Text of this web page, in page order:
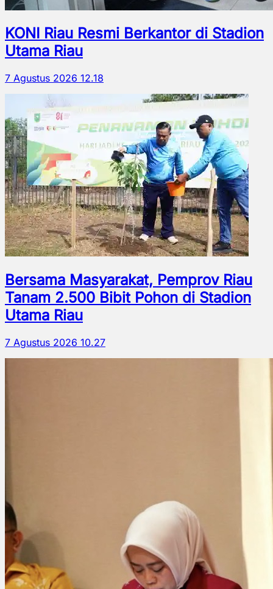
KONI Riau Resmi Berkantor di Stadion
Utama Riau
7 Agustus 2026 12.18
Bersama Masyarakat, Pemprov Riau
Tanam 2.500 Bibit Pohon di Stadion
Utama Riau
7 Agustus 2026 10.27